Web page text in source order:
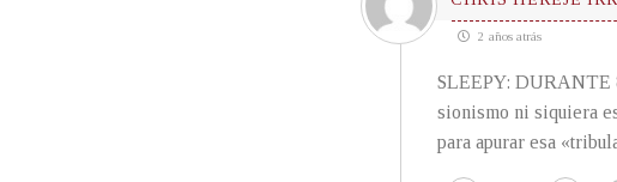
2 años atrás
SLEEPY:
sionismo ni siquiera
para apurar esa